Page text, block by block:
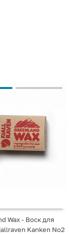
Wax - Воск для
Kanken No2